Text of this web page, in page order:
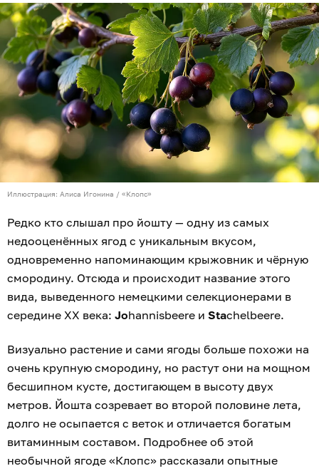
Иллюстрация: Алиса Игонина / «Клопс»
Редко кто слышал про йошту — одну из самых
недооценённых ягод с уникальным вкусом,
одновременно напоминающим крыжовник и чёрную
смородину. Отсюда и происходит название этого
вида, выведенного немецкими селекционерами в
середине XX века: Johannisbeere и Stachelbeere.
Визуально растение и сами ягоды больше похожи на
очень крупную смородину, но растут они на мощном
бесшипном кусте, достигающем в высоту двух
метров. Йошта созревает во второй половине лета,
долго не осыпается с веток и отличается богатым
витаминным составом. Подробнее об этой
необычной ягоде «Клопс» рассказали опытные